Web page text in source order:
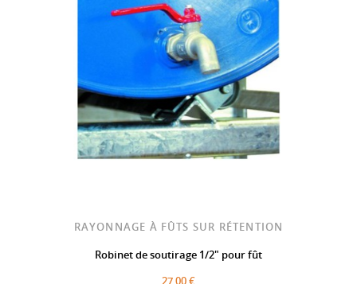
RAYONNAGE À FÛTS SUR RÉTENTION
Robinet de soutirage 1/2" pour fût
27,00 €